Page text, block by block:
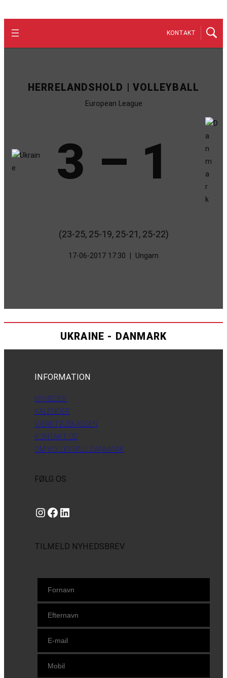
KONTAKT
HERRELANDSHOLD | VOLLEYBALL
European League
3 – 1
(23-25, 25-19, 25-21, 25-22)
17-06-2017 17:30 Ungarn
UKRAINE - DANMARK
INFORMATION
NYHEDER
KALENDER
VÆRKTØJSKASSEN
KONTAKT OS
OM VOLLEYBALL DANMARK
FØLG OS
Instagram https://www.facebook.com/danishbeachvolleytour LinkedIn
TILMELD NYHEDSBREV